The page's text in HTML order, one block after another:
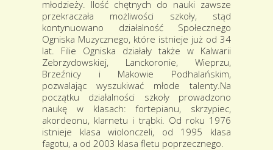
młodzieży. Ilość chętnych do nauki zawsze
przekraczała możliwości szkoły, stąd
kontynuowano działalność Społecznego
Ogniska Muzycznego, które istnieje już od 34
lat. Filie Ogniska działały także w Kalwarii
Zebrzydowskiej, Lanckoronie, Wieprzu,
Brzeźnicy i Makowie Podhalańskim,
pozwalając wyszukiwać młode talenty.Na
początku działalności szkoły prowadzono
naukę w klasach: fortepianu, skrzypiec,
akordeonu, klarnetu i trąbki. Od roku 1976
istnieje klasa wiolonczeli, od 1995 klasa
fagotu, a od 2003 klasa fletu poprzecznego.